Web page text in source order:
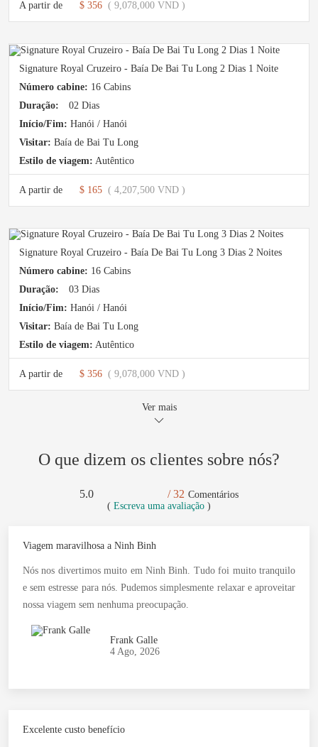
A partir de $ 356 ( 9,078,000 VND )
Signature Royal Cruzeiro - Baía De Bai Tu Long 2 Dias 1 Noite
Número cabine: 16 Cabins
Duração:
02 Dias
Início/Fim: Hanói / Hanói
Visitar: Baía de Bai Tu Long
Estilo de viagem: Autêntico
A partir de $ 165 ( 4,207,500 VND )
Signature Royal Cruzeiro - Baía De Bai Tu Long 3 Dias 2 Noites
Número cabine: 16 Cabins
Duração:
03 Dias
Início/Fim: Hanói / Hanói
Visitar: Baía de Bai Tu Long
Estilo de viagem: Autêntico
A partir de $ 356 ( 9,078,000 VND )
Ver mais
O que dizem os clientes sobre nós?
5.0 / 32 Comentários
( Escreva uma avaliação )
Viagem maravilhosa a Ninh Binh
Nós nos divertimos muito em Ninh Binh. Tudo foi muito tranquilo
e sem estresse para nós. Pudemos simplesmente relaxar e aproveitar
nossa viagem sem nenhuma preocupação.
Frank Galle
4 Ago, 2026
Excelente custo benefício